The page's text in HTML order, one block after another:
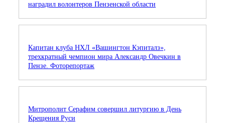
наградил волонтеров Пензенской области
Капитан клуба НХЛ «Вашингтон Кэпиталз»,
трехкратный чемпион мира Александр Овечкин в
Пензе. Фоторепортаж
Митрополит Серафим совершил литургию в День
Крещения Руси